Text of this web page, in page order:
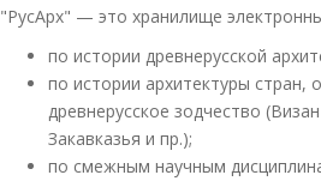
"РусАрх" — это хранилище
по истории древнерусской
по истории архитектуры стран,
древнерусское зодчество
Закавказья и пр.);
по смежным научным